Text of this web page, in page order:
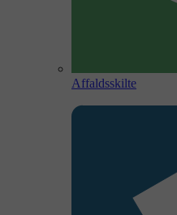
Affaldsskilte